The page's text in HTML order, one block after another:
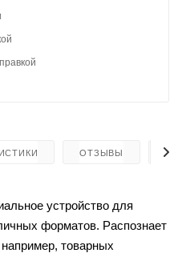
ОТЗЫВЫ
устройство для
форматов. Распознает
товарных